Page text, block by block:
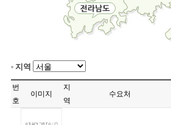
지역
번
호
이미지
지
역
수요처